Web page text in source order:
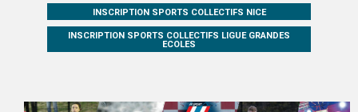
INSCRIPTION SPORTS COLLECTIFS NICE
INSCRIPTION SPORTS COLLECTIFS LIGUE GRANDES
ECOLES